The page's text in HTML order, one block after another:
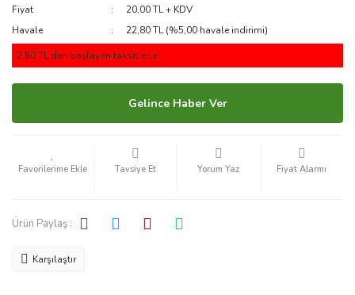
Fiyat
20,00 TL + KDV
Havale
22,80 TL (%5,00 havale indirimi)
2,50 TL den başlayan taksitlerle!
Gelince Haber Ver
Tavsiye Et Yorum Yaz Fiyat Alarmı
Ürün Paylaş :
Karşılaştır